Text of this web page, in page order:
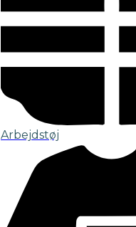
Arbejdstøj